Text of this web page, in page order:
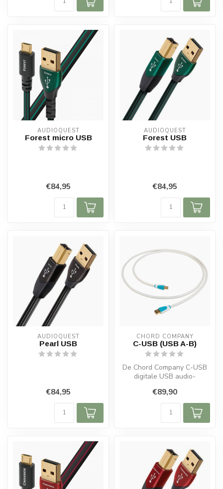
AUDIOQUEST
Forest micro USB
€84,95
AUDIOQUEST
Forest USB
€84,95
AUDIOQUEST
Pearl USB
€84,95
CHORD COMPANY
C-USB (USB A-B)
De Chord Company C-USB
digitale USB audio-
om de verbin...
€89,90